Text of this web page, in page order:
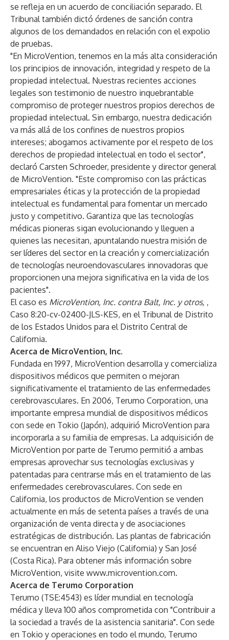
se refleja en un acuerdo de conciliación separado. El
Tribunal también dictó órdenes de sanción contra
algunos de los demandados en relación con el expolio
de pruebas.
"En MicroVention, tenemos en la más alta consideración
los principios de innovación, integridad y respeto de la
propiedad intelectual. Nuestras recientes acciones
legales son testimonio de nuestro inquebrantable
compromiso de proteger nuestros propios derechos de
propiedad intelectual. Sin embargo, nuestra dedicación
va más allá de los confines de nuestros propios
intereses; abogamos activamente por el respeto de los
derechos de propiedad intelectual en todo el sector",
declaró Carsten Schroeder, presidente y director general
de MicroVention. "Este compromiso con las prácticas
empresariales éticas y la protección de la propiedad
intelectual es fundamental para fomentar un mercado
justo y competitivo. Garantiza que las tecnologías
médicas pioneras sigan evolucionando y lleguen a
quienes las necesitan, apuntalando nuestra misión de
ser líderes del sector en la creación y comercialización
de tecnologías neuroendovasculares innovadoras que
proporcionen una mejora significativa en la vida de los
pacientes".
El caso es MicroVention, Inc. contra Balt, Inc. y otros, ,
Caso 8:20-cv-02400-JLS-KES, en el Tribunal de Distrito
de los Estados Unidos para el Distrito Central de
California.
Acerca de MicroVention, Inc.
Fundada en 1997, MicroVention desarrolla y comercializa
dispositivos médicos que permiten o mejoran
significativamente el tratamiento de las enfermedades
cerebrovasculares. En 2006, Terumo Corporation, una
importante empresa mundial de dispositivos médicos
con sede en Tokio (Japón), adquirió MicroVention para
incorporarla a su familia de empresas. La adquisición de
MicroVention por parte de Terumo permitió a ambas
empresas aprovechar sus tecnologías exclusivas y
patentadas para centrarse más en el tratamiento de las
enfermedades cerebrovasculares. Con sede en
California, los productos de MicroVention se venden
actualmente en más de setenta países a través de una
organización de venta directa y de asociaciones
estratégicas de distribución. Las plantas de fabricación
se encuentran en Aliso Viejo (California) y San José
(Costa Rica). Para obtener más información sobre
MicroVention, visite www.microvention.com.
Acerca de Terumo Corporation
Terumo (TSE:4543) es líder mundial en tecnología
médica y lleva 100 años comprometida con "Contribuir a
la sociedad a través de la asistencia sanitaria". Con sede
en Tokio y operaciones en todo el mundo, Terumo